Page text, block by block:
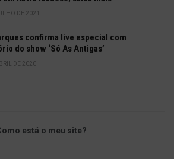
DE 2021
confirma live especial com
do show ‘Só As Antigas’
DE 2020
está o meu site?